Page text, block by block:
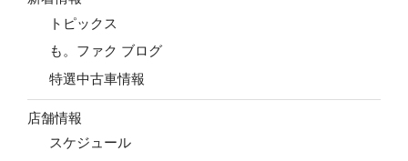
トピックス
も。ファク ブログ
特選中古車情報
店舗情報
スケジュール